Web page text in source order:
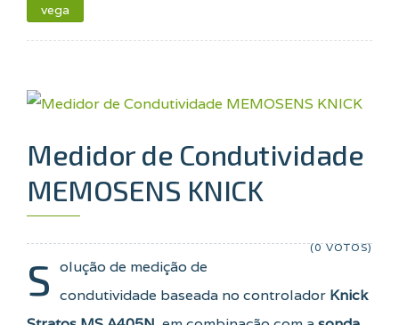
vega
Medidor de Condutividade
MEMOSENS KNICK
(0 VOTOS)
S olução de medição de
condutividade baseada no controlador Knick